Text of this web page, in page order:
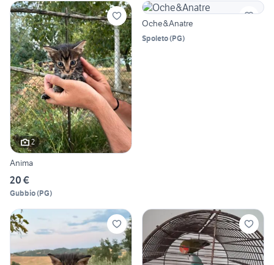
2
Anima
20 €
Gubbio(PG)
Oche&Anatre
Spoleto(PG)